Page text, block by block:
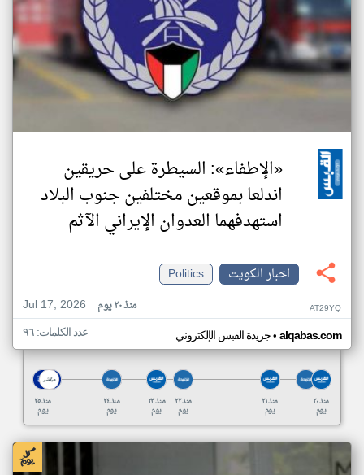
«الإطفاء»: السيطرة على حريقين
اندلعا بموقعين مختلفين جنوب البلاد
استهدفهما العدوان الإيراني الآثم
اخبار الكويت
Politics
Jul 17, 2026
منذ ٢٠ يوم AT29YQ
جريدة القبس الإلكتروني• alqabas.com عدد الكلمات: ٩٦
منذ ٢٥
يوم
منذ ٢٤
يوم
منذ ٢٣
يوم
منذ ٢٢
يوم
منذ ٢١
يوم
منذ ٢٠
يوم